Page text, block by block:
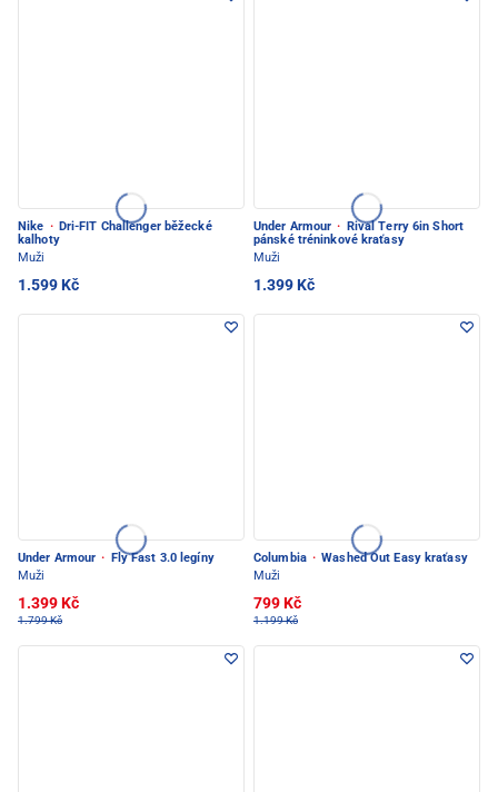
Nike · Dri-FIT Challenger běžecké
kalhoty
Muži
1.599 Kč
Under Armour ·
Rival Terry 6in Short
pánské tréninkové kraťasy
Muži
1.399 Kč
Under Armour ·
Fly Fast 3.0 legíny
Muži
1.399 Kč
1.799 Kč
Columbia · Washed Out Easy kraťasy
Muži
799 Kč
1.199 Kč